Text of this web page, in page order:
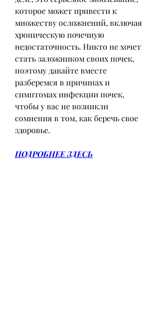
которое может привести к
множеству осложнений, включая
хроническую почечную
недостаточность. Никто не хочет
стать заложником своих почек,
поэтому давайте вместе
разберемся в причинах и
симптомах инфекции почек,
чтобы у вас не возникли
сомнения в том, как беречь свое
здоровье.
ПОДРОБНЕЕ ЗДЕСЬ